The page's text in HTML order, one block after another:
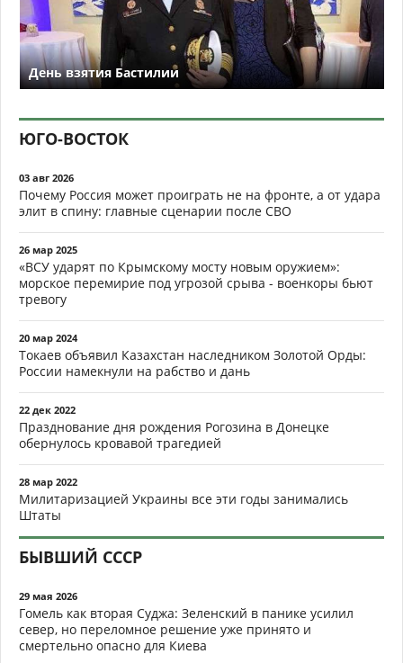
День взятия Бастилии
ЮГО-ВОСТОК
03 авг 2026
Почему Россия может проиграть не на фронте, а от удара
элит в спину: главные сценарии после СВО
26 мар 2025
«ВСУ ударят по Крымскому мосту новым оружием»:
морское перемирие под угрозой срыва - военкоры бьют
тревогу
20 мар 2024
Токаев объявил Казахстан наследником Золотой Орды:
России намекнули на рабство и дань
22 дек 2022
Празднование дня рождения Рогозина в Донецке
обернулось кровавой трагедией
28 мар 2022
Милитаризацией Украины все эти годы занимались
Штаты
БЫВШИЙ СССР
29 мая 2026
Гомель как вторая Суджа: Зеленский в панике усилил
север, но переломное решение уже принято и
смертельно опасно для Киева